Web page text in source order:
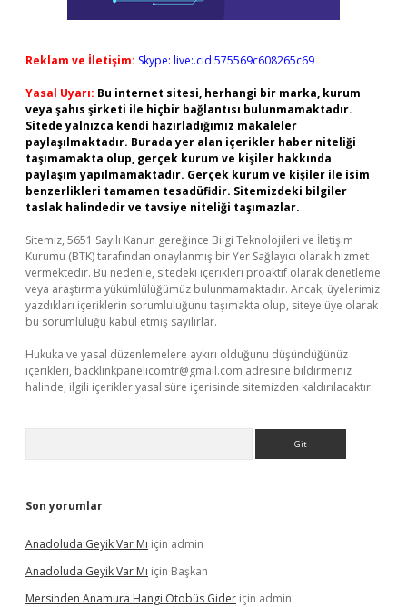
Reklam ve İletişim: Skype: live:.cid.575569c608265c69
Yasal Uyarı: Bu internet sitesi, herhangi bir marka, kurum
veya şahıs şirketi ile hiçbir bağlantısı bulunmamaktadır.
Sitede yalnızca kendi hazırladığımız makaleler
paylaşılmaktadır. Burada yer alan içerikler haber niteliği
taşımamakta olup, gerçek kurum ve kişiler hakkında
paylaşım yapılmamaktadır. Gerçek kurum ve kişiler ile isim
benzerlikleri tamamen tesadüfidir. Sitemizdeki bilgiler
taslak halindedir ve tavsiye niteliği taşımazlar.
Sitemiz, 5651 Sayılı Kanun gereğince Bilgi Teknolojileri ve İletişim
Kurumu (BTK) tarafından onaylanmış bir Yer Sağlayıcı olarak hizmet
vermektedir. Bu nedenle, sitedeki içerikleri proaktif olarak denetleme
veya araştırma yükümlülüğümüz bulunmamaktadır. Ancak, üyelerimiz
yazdıkları içeriklerin sorumluluğunu taşımakta olup, siteye üye olarak
bu sorumluluğu kabul etmiş sayılırlar.
Hukuka ve yasal düzenlemelere aykırı olduğunu düşündüğünüz
içerikleri, backlinkpanelicomtr@gmail.com adresine bildirmeniz
halinde, ilgili içerikler yasal süre içerisinde sitemizden kaldırılacaktır.
Son yorumlar
Anadoluda Geyik Var Mı için admin
Anadoluda Geyik Var Mı için Başkan
Mersinden Anamura Hangi Otobüs Gider için admin